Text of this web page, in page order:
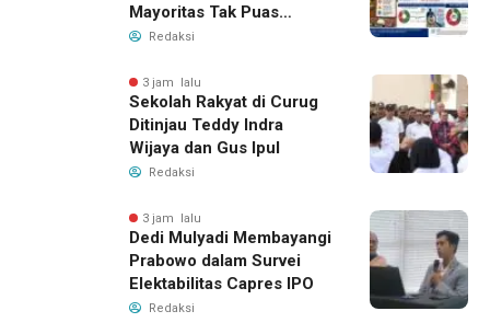
Mayoritas Tak Puas
dengan Pengelolaannya
Redaksi
3 jam lalu
Sekolah Rakyat di Curug
Ditinjau Teddy Indra
Wijaya dan Gus Ipul
Redaksi
3 jam lalu
Dedi Mulyadi Membayangi
Prabowo dalam Survei
Elektabilitas Capres IPO
Redaksi